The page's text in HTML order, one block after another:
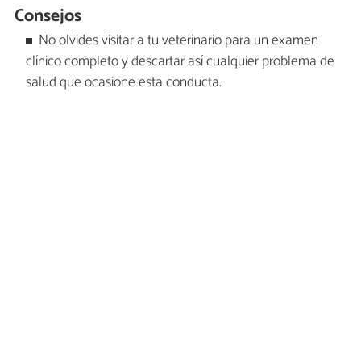
Consejos
No olvides visitar a tu veterinario para un examen
clínico completo y descartar así cualquier problema de
salud que ocasione esta conducta.